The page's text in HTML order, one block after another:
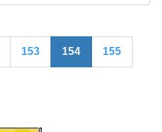
153 154 155